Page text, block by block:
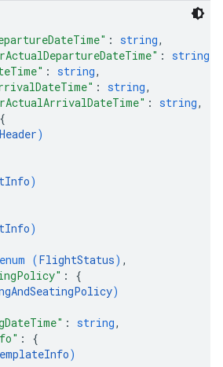
: string,
: string
: string,
: string,
: string,
{
)
)
)
enum (FlightStatus) ,
: {
)
: string,
: {
)